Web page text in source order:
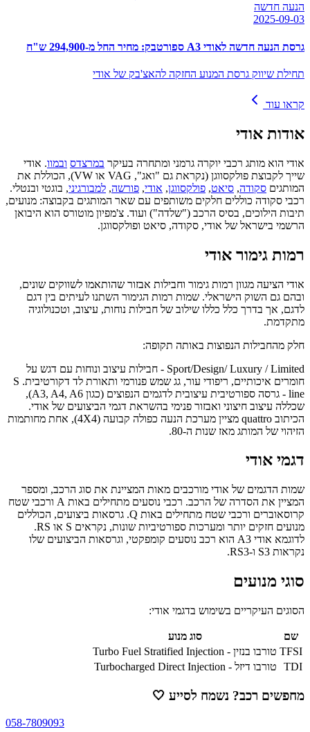
הנעה חדשה
2025-09-03
גרסת הנעה חדשה לאודי A3 ספורטבק: מחיר החל מ-294,900 ש"ח
תחילת שיווק גרסת המנוע החזקה להאצ'בק של אודי
קראו עוד
אודות אודי
אודי הוא מותג רכבי יוקרה גרמני ומתחרה בעיקר במרצדס ובמוו. אודי
שייך לקבוצת פולקסווגן (נקראת גם "ואג", VAG או VW), הכוללת את
המותגים סקודה, סיאט, פולקסווגן, אודי, פורשה, למבורגיני, בוגטי ובנטלי.
רכבי סקודה כוללים חלקים משותפים עם שאר המותגים בקבוצה: מנועים,
תיבות הילוכים, בסיס הרכב ("שלדה") ועוד. צ'מפיון מוטורס הוא היבואן
הרשמי בישראל של אודי, סקודה, סיאט ופולקסווגן.
רמות גימור אודי
אודי הציעה מגוון רמות גימור וחבילות אבזור שהותאמו לשווקים שונים,
ובהם גם השוק הישראלי. שמות רמות הגימור השתנו לעיתים בין דגם
לדגם, אך בדרך כלל כללו שילוב של חבילות נוחות, עיצוב, וטכנולוגיה
מתקדמת.
חלק מהחבילות הנפוצות באותה תקופה:
Sport/Design/ Luxury / Limited - חבילות עיצוב ונוחות עם דגש על
חומרים איכותיים, ריפודי עור, גג שמש פנורמי ותאורת לד דקורטיבית. S
line - גרסה ספורטיבית עיצובית לדגמים הנפוצים (כגון A3, A4, A6),
שכללה עיצוב חיצוני ואבזור פנימי בהשראת דגמי הביצועים של אודי.
הכיתוב quattro מציין מערכת הנעה כפולה קבועה (4X4), אחת מחותמות
הזיהוי של המותג מאז שנות ה-80.
דגמי אודי
שמות הדגמים של אודי מורכבים מאות המציינת את סוג הרכב, ומספר
המציין את הסדרה של הרכב. רכבי נוסעים מתחילים באות A ורכבי שטח
קרוסאוברים ורכבי שטח מתחילים באות Q. גרסאות ביצועים, הכוללים
מנועים חזקים יותר ומערכות ספורטיביות שונות, נקראים S או RS.
לדוגמא אודי A3 הוא רכב נוסעים קומפקטי, וגרסאות הביצועים שלו
נקראות S3 ו-RS3.
סוגי מנועים
הסוגים העיקריים בשימוש בדגמי אודי:
שם
סוג מנוע
TFSI טורבו בנזין - Turbo Fuel Stratified Injection
TDI
טורבו דיזל - Turbocharged Direct Injection
מחפשים רכב? נשמח לסייע 🤍
058-7809093